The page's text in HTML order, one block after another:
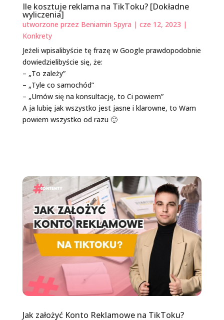
Ile kosztuje reklama na TikToku? [Dokładne
wyliczenia]
utworzone przez Beniamin Spyra | cze 12, 2023 |
Konkrety
Jeżeli wpisalibyście tę frazę w Google prawdopodobnie
dowiedzielibyście się, że:
– „To zależy”
– „Tyle co samochód”
– „Umów się na konsultację, to Ci powiem”
A ja lubię jak wszystko jest jasne i klarowne, to Wam
powiem wszystko od razu 🙂
Jak założyć Konto Reklamowe na TikToku?